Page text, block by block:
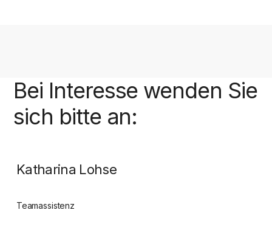
Bei Interesse wenden Sie
sich bitte an:
Katharina Lohse
Teamassistenz